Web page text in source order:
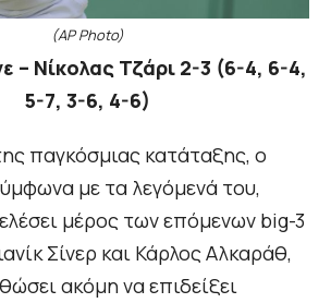
(AP Photo)
– Νίκολας Τζάρι 2-3 (6-4, 6-4,
5-7, 3-6, 4-6)
παγκόσμιας κατάταξης, ο
με τα λεγόμενά του,
μέρος των επόμενων big-3
Σίνερ και Κάρλος Αλκαράθ,
ακόμη να επιδείξει